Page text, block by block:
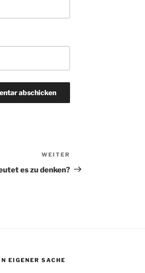
Beitrag
WEITER
es zu denken?
EIGENER SACHE